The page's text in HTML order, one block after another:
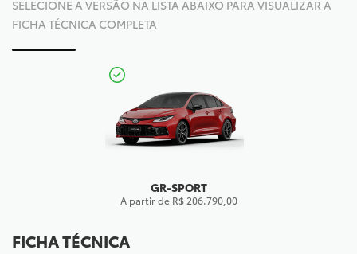
SELECIONE A VERSÃO NA LISTA ABAIXO PARA VISUALIZAR A
FICHA TÉCNICA COMPLETA
GR-SPORT
A partir de R$ 206.790,00
FICHA TÉCNICA